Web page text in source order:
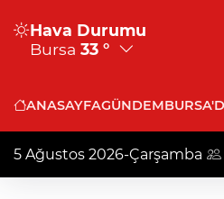
Hava Durumu
Bursa 33 °
ANASAYFAGÜNDEM
5 Ağustos 2026-Çarşamba